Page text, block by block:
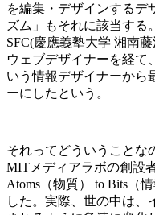
を編集・デザインするデ
ズム」もそれに該当する
SFC(慶應義塾大学 湘南藤
ウェブデザイナーを経て
いう情報デザイナーから
ーにしたという。
それってどういうことな
MIT メディアラボの創設
Atoms （物質） to Bits （
した。実際、世の中は、